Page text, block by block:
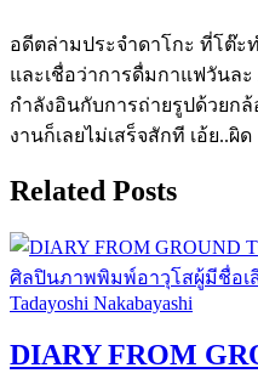
อดีตล่ามประจำดาโกะ ที่โต๊ะ
และเชื่อว่าการดื่มกาแฟวันล
กำลังอินกับการถ่ายรูปด้วยก
งานก็เลยไม่เสร็จสักที เอ้ย..ผิด
Related Posts
DIARY FROM